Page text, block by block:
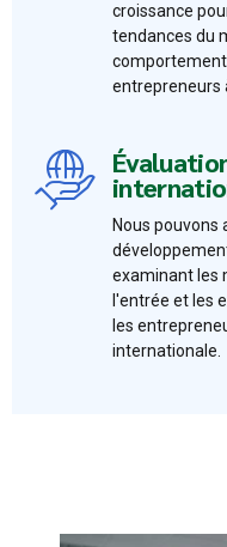
croissance
tendances du
entrepreneurs
Nous pouvons
examinant les
l'entrée et les
les
internationale.